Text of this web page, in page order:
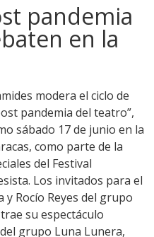
pandemia
en la
modera el ciclo de
pandemia del teatro”,
sábado 17 de junio en la
como parte de la
del Festival
Los invitados para el
Rocío Reyes del grupo
su espectáculo
grupo Luna Lunera,